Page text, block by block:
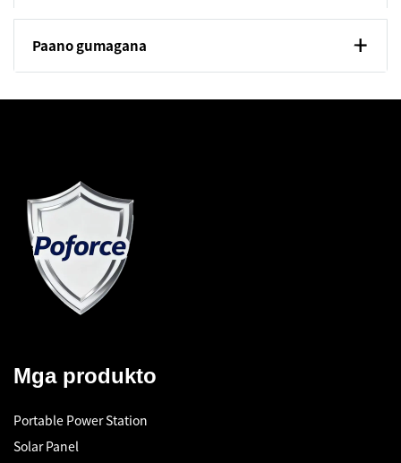
Paano gumagana
Mga produkto
Portable Power Station
Solar Panel